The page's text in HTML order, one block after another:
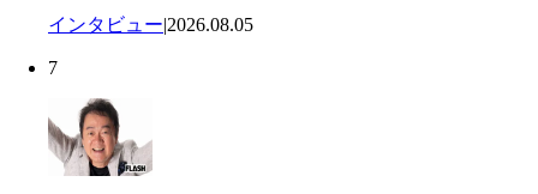
インタビュー|2026.08.05
7